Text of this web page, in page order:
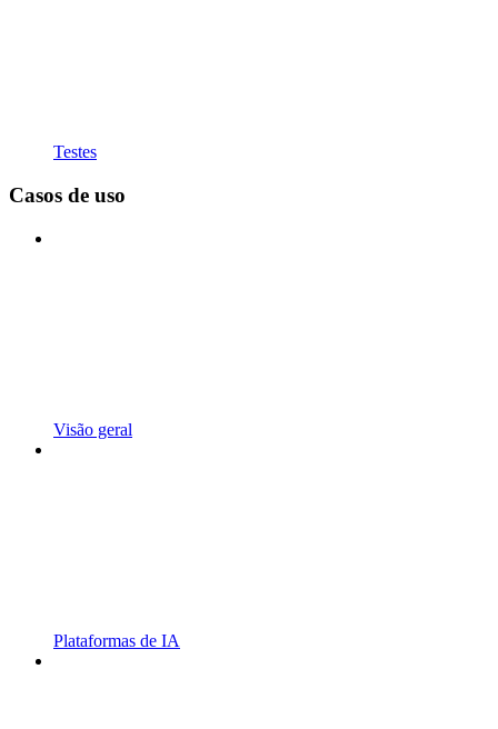
Testes
Casos de uso
Visão geral
Plataformas de IA